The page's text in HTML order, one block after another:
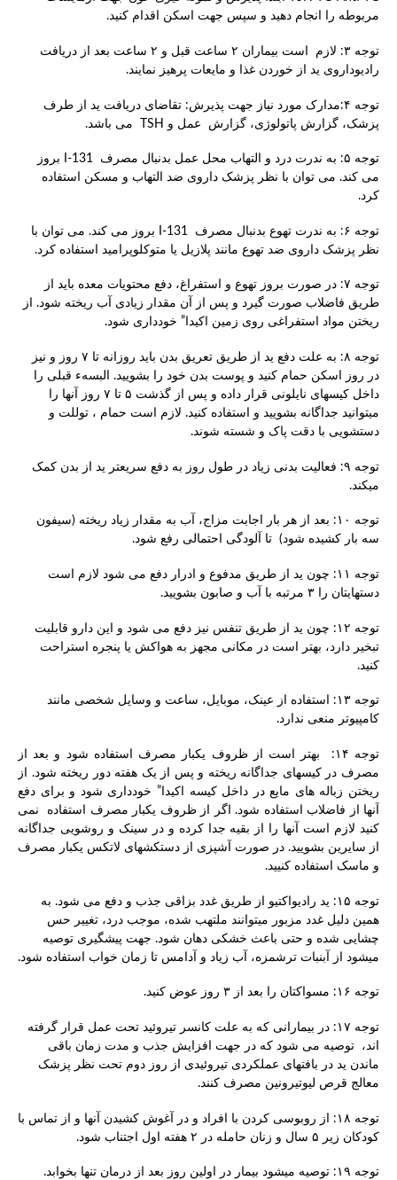
مربوطه را انجام دهید و سپس جهت اسکن اقدام کنید.
توجه ۳: لازم است بیماران ۲ ساعت قبل و ۲ ساعت بعد از دریافت
رادیوداروی ید از خوردن غذا و مایعات پرهیز نمایند.
توجه ۴:مدارک مورد نیاز جهت پذیرش: تقاضای دریافت ید از طرف
پزشک، گزارش پاتولوژی، گزارش عمل و TSH می باشد.
توجه ۵: به ندرت درد و التهاب محل عمل بدنبال مصرف I-131 بروز
می کند. می توان با نظر پزشک داروی ضد التهاب و مسکن استفاده
کرد.
توجه ۶: به ندرت تهوع بدنبال مصرف I-131 بروز می کند. می توان با
نظر پزشک داروی ضد تهوع مانند پلازیل یا متوکلوپرامید استفاده کرد.
توجه ۷: در صورت بروز تهوع و استفراغ، دفع محتویات معده باید از
طریق فاضلاب صورت گیرد و پس از آن مقدار زیادی آب ریخته شود. از
ریختن مواد استفراغی روی زمین اکیدا” خودداری شود.
توجه ۸: به علت دفع ید از طریق تعریق بدن باید روزانه تا ۷ روز و نیز
در روز اسکن حمام کنید و پوست بدن خود را بشویید. البسهء قبلی را
داخل کیسهای نایلونی قرار داده و پس از گذشت ۵ تا ۷ روز آنها را
میتوانید جداگانه بشویید و استفاده کنید. لازم است حمام ، توللت و
دستشویی با دقت پاک و شسته شوند.
توجه ۹: فعالیت بدنی زیاد در طول روز به دفع سریعتر ید از بدن کمک
میکند.
توجه ۱۰: بعد از هر بار اجابت مزاج، آب به مقدار زیاد ریخته (سیفون
سه بار کشیده شود) تا آلودگی احتمالی رفع شود.
توجه ۱۱: چون ید از طریق مدفوع و ادرار دفع می شود لازم است
دستهایتان را ۳ مرتبه با آب و صابون بشویید.
توجه ۱۲: چون ید از طریق تنفس نیز دفع می شود و این دارو قابلیت
تبخیر دارد، بهتر است در مکانی مجهز به هواکش یا پنجره استراحت
کنید.
توجه ۱۳: استفاده از عینک، موبایل، ساعت و وسایل شخصی مانند
کامپیوتر منعی ندارد.
توجه ۱۴: بهتر است از ظروف یکبار مصرف استفاده شود و بعد از
مصرف در کیسهای جداگانه ریخته و پس از یک هفته دور ریخته شود. از
ریختن زباله های مایع در داخل کیسه اکیدا” خودداری شود و برای دفع
آنها از فاضلاب استفاده شود. اگر از ظروف یکبار مصرف استفاده نمی
کنید لازم است آنها را از بقیه جدا کرده و در سینک و روشویی جداگانه
از سایرین بشویید. در صورت آشپزی از دستکشهای لاتکس یکبار مصرف
و ماسک استفاده کنیید.
توجه ۱۵: ید رادیواکتیو از طریق غدد بزاقی جذب و دفع می شود. به
همین دلیل غدد مزبور میتوانند ملتهب شده، موجب درد، تغییر حس
چشایی شده و حتی باعث خشکی دهان شود. جهت پیشگیری توصیه
میشود از آبنبات ترشمزه، آب زیاد و آدامس تا زمان خواب استفاده شود.
توجه ۱۶: مسواکتان را بعد از ۳ روز عوض کنید.
توجه ۱۷: در بیمارانی که به علت کانسر تیروئید تحت عمل قرار گرفته
اند، توصیه می شود که در جهت افزایش جذب و مدت زمان باقی
ماندن ید در بافتهای عملکردی تیروئیدی از روز دوم تحت نظر پزشک
معالج قرص لیوتیرونین مصرف کنند.
توجه ۱۸: از روبوسی کردن با افراد و در آغوش کشیدن آنها و از تماس با
کودکان زیر ۵ سال و زنان حامله در ۲ هفته اول اجتناب شود.
توجه ۱۹: توصیه میشود بیمار در اولین روز بعد از درمان تنها بخوابد.